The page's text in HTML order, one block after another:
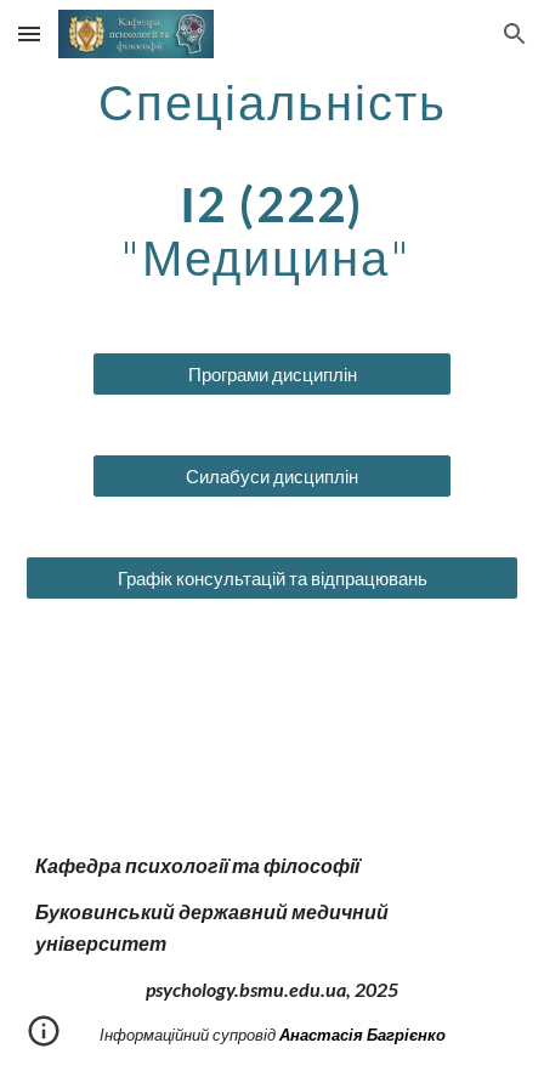
Skip to main content Skip to navigation
Спеціальність
І2 (222)
"Медицина"
Програми дисциплін
Силабуси дисциплін
Графік консультацій та відпрацювань
Кафедра психології та філософії
Буковинський державний медичний
університет
psychology.bsmu.edu.ua, 2025
Інформаційний супровід Анастасія Багрієнко